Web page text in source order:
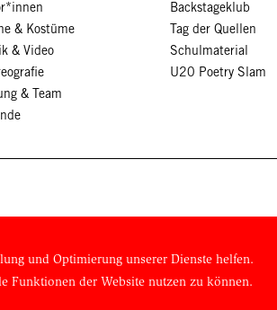
und Optimierung unserer Dienste helfen.
Funktionen der Website nutzen zu können.
& Kostüme
& Video
& Team
Backstageklub
Tag der Quellen
Schulmaterial
U20 Poetry Slam